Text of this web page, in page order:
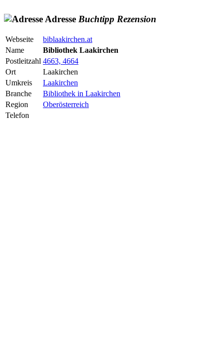
Adresse Buchtipp Rezension
Webseite
biblaakirchen.at
Name
Bibliothek Laakirchen
Postleitzahl 4663, 4664
Ort
Laakirchen
Umkreis
Laakirchen
Branche
Bibliothek in Laakirchen
Region
Oberösterreich
Telefon